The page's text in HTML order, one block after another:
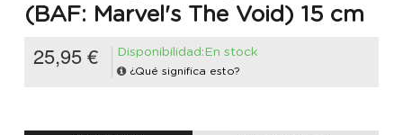
(BAF: Marvel's The Void) 15 cm
25,95 € Disponibilidad:En stock
¿Qué significa esto?